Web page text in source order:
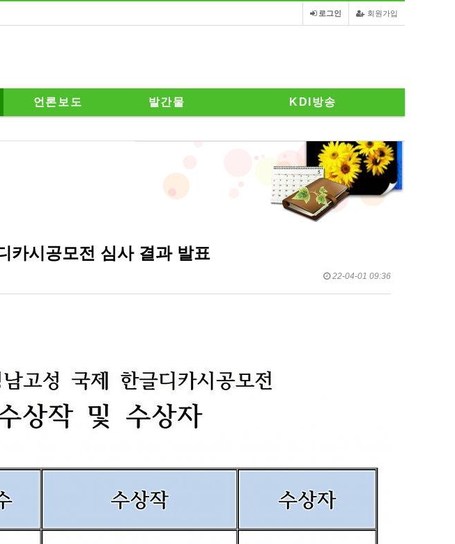
회원가입
로그인
언론보도 발간물 KDI방송
카시공모전 심사 결과 발표
22-04-01 09:36